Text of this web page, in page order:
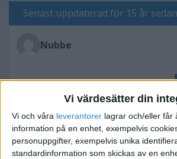
Vi värdesätter din
Vi och våra leverantorer lagrar och/eller får
information på en enhet, exempelvis
personuppgifter, exempelvis unika
standardinformation som skickas av en
Senast uppdaterad för 15 år sedan
Nubbe
Inköp av bil till AB
2011-07-27 07:48